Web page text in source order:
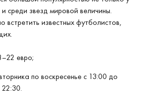
среди звезд мировой величины.
встретить известных футболистов,
евро;
по воскресенье с 13:00 до